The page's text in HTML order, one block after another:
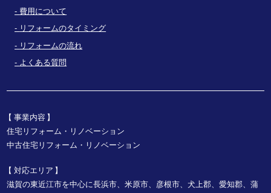
費用について
リフォームのタイミング
リフォームの流れ
よくある質問
事業内容
住宅リフォーム・リノベーション
中古住宅リフォーム・リノベーション
対応エリア
滋賀の東近江市を中心に長浜市、米原市、彦根市、犬上郡、愛知郡、蒲